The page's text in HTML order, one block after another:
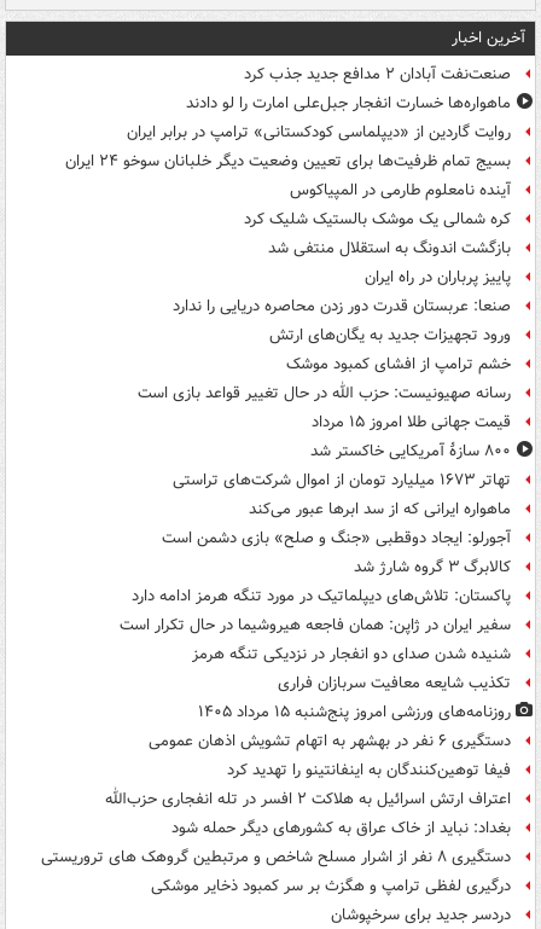
آخرین اخبار
صنعت‌نفت آبادان ۲ مدافع جدید جذب کرد
ماهواره‌ها خسارت انفجار جبل‌علی امارت را لو دادند
روایت گاردین از «دیپلماسی کودکستانی» ترامپ در برابر ایران
بسیج تمام ظرفیت‌ها برای تعیین وضعیت دیگر خلبانان سوخو ۲۴ ایران
آینده نامعلوم طارمی در المپیاکوس
کره شمالی یک موشک بالستیک شلیک کرد
بازگشت اندونگ به استقلال منتفی شد
پاییز پرباران در راه ایران
صنعا: عربستان قدرت دور زدن محاصره دریایی را ندارد
ورود تجهیزات جدید به یگان‌های ارتش
خشم ترامپ از افشای کمبود موشک
رسانه صهیونیست: حزب الله در حال تغییر قواعد بازی است
قیمت جهانی طلا امروز ۱۵ مرداد
۸۰۰ سازۀ آمریکایی خاکستر شد
تهاتر ۱۶۷۳ میلیارد تومان از اموال شرکت‌های تراستی
ماهواره ایرانی که از سد ابرها عبور می‌کند
آجورلو: ایجاد دوقطبی «جنگ و صلح‌» بازی دشمن است
کالابرگ ۳ گروه شارژ شد
پاکستان: تلاش‌های دیپلماتیک در مورد تنگه هرمز ادامه دارد
سفیر ایران در ژاپن: همان فاجعه هیروشیما در حال تکرار است
شنیده شدن صدای دو انفجار در نزدیکی تنگه هرمز
تکذیب شایعه معافیت سربازان فراری
روزنامه‌های ورزشی امروز پنج‌شنبه ۱۵ مرداد ۱۴۰۵
دستگیری ۶ نفر در بهشهر به اتهام تشویش اذهان عمومی
فیفا توهین‌کنندگان به اینفانتینو را تهدید کرد
اعتراف ارتش اسرائیل به هلاکت ۲ افسر در تله انفجاری حزب‌الله
بغداد: نباید از خاک عراق به کشورهای دیگر حمله شود
دستگیری ۸ نفر از اشرار مسلح شاخص و مرتبطین گروهک های تروریستی
درگیری لفظی ترامپ و هگزث بر سر کمبود ذخایر موشکی
دردسر جدید برای سرخپوشان